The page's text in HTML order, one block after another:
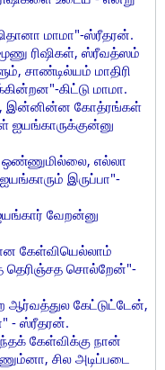
மாமா"-ஸ்ரீதரன்.
ரிஷிகள், ஸ்ரீவத்ஸம்
சாண்டில்யம் மாதிரி
கிட்டு மாமா.
இன்னின்ன கோத்ரங்கள்
ஒண்ணுமில்லை, எல்லா
இருப்பா"-
வேறன்னு
கேள்வியெல்லாம்
தெரிஞ்சத சொல்றேன்"-
ஆர்வத்துல கேட்டுட்டேன்,
- ஸ்ரீதரன்.
கேள்விக்கு நான்
சில அடிப்படை